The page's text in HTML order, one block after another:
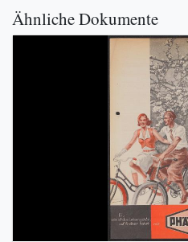
Ähnliche Dokumente